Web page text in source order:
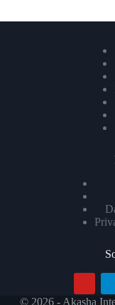
© 2026 - Akasha